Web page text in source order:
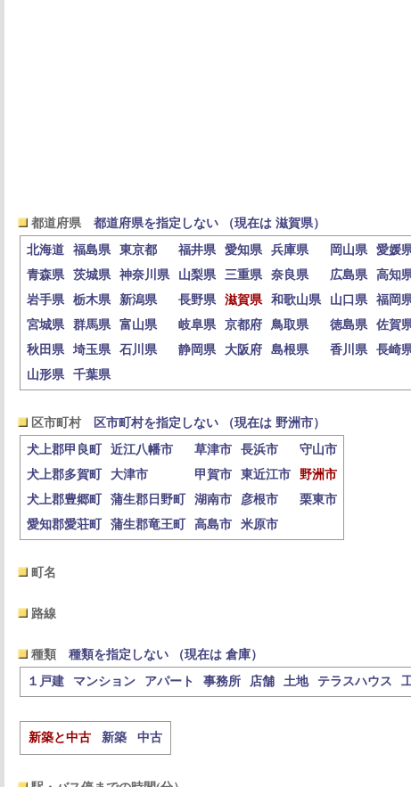
都道府県
都道府県を指定しない （現在は 滋賀県）
北海道
福島県 東京都 福井県 愛知県 兵庫県 岡山県 愛媛
青森県
茨城県 神奈川県 山梨県 三重県 奈良県 広島県 高知
岩手県
栃木県 新潟県 長野県 滋賀県 和歌山県 山口県 福岡
宮城県
群馬県 富山県 岐阜県 京都府 鳥取県 徳島県 佐賀
秋田県
埼玉県 石川県 静岡県 大阪府 島根県 香川県 長崎
山形県
千葉県
区市町村
区市町村を指定しない （現在は 野洲市）
犬上郡甲良町
近江八幡市 草津市 長浜市
守山市
犬上郡多賀町
大津市 甲賀市 東近江市
野洲市
犬上郡豊郷町
蒲生郡日野町 湖南市 彦根市
栗東市
愛知郡愛荘町
蒲生郡竜王町 高島市 米原市
町名
路線
種類
種類を指定しない （現在は 倉庫）
１戸建
マンション アパート 事務所 店舗 土地 テラスハウス
新築と中古 新築 中古